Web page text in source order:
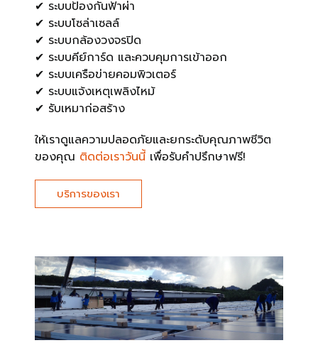
✔ ระบบป้องกันฟ้าผ่า
✔ ระบบโซล่าเซลล์
✔ ระบบกล้องวงจรปิด
✔ ระบบคีย์การ์ด และควบคุมการเข้าออก
✔ ระบบเครือข่ายคอมพิวเตอร์
✔ ระบบแจ้งเหตุเพลิงไหม้
✔ รับเหมาก่อสร้าง
ให้เราดูแลความปลอดภัยและยกระดับคุณภาพชีวิต
ของคุณ ติดต่อเราวันนี้ เพื่อรับคำปรึกษาฟรี!
บริการของเรา